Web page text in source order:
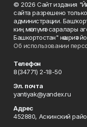
© 2026 Сайт издания
сайта разрешено
администрации.
киң мәғлүмәт саралары
Башкортостан" нәшриәт
Об использовании
Телефон
8(34771) 2-18-50
Эл. почта
yantiyak@yandex.ru
Адрес
452880, Аскинский